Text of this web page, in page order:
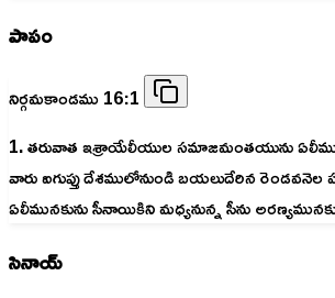
పాపం
నిర్గమకాండము 16:1
1. తరువాత ఇశ్రాయేలీయుల సమాజమంతయును
వారు ఐగుప్తు దేశములోనుండి బయలుదేరిన రెండవనెల
ఏలీమునకును సీనాయికిని మధ్యనున్న సీను
సినాయ్